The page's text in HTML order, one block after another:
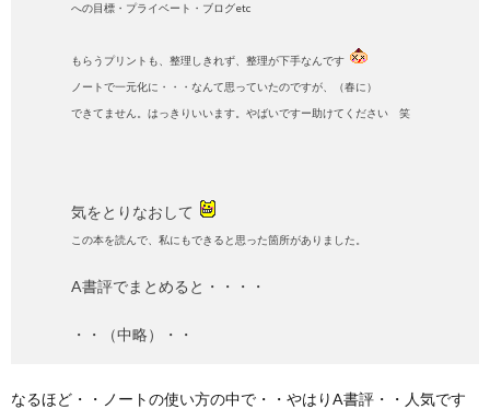
への目標・プライベート・ブログetc
もらうプリントも、整理しきれず、整理が下手なんです
ノートで一元化に・・・なんて思っていたのですが、（春に）
できてません。はっきりいいます。やばいですー助けてください 笑
気をとりなおして
この本を読んで、私にもできると思った箇所がありました。
A書評でまとめると・・・・
・・（中略）・・
なるほど・・ノートの使い方の中で・・やはりA書評・・人気です